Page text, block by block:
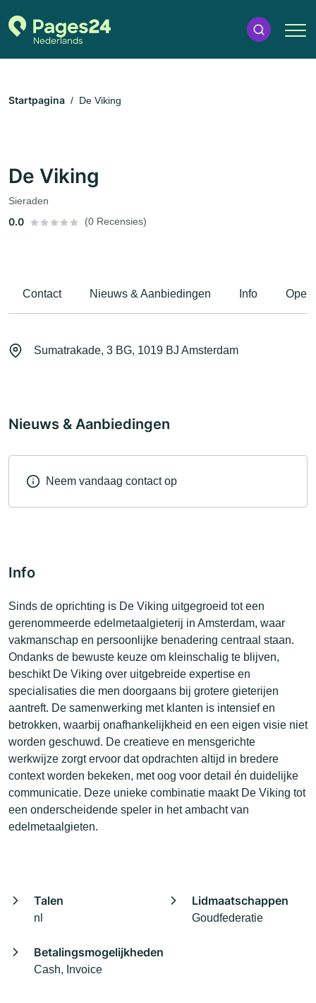
Startpagina De Viking
De Viking
Sieraden
0.0 (0 Recensies)
Contact Nieuws & Aanbiedingen Info
Sumatrakade, 3 BG, 1019 BJ Amsterdam
Nieuws & Aanbiedingen
Neem vandaag contact op
Info
Sinds de oprichting is De Viking uitgegroeid tot een
gerenommeerde edelmetaalgieterij in Amsterdam, waar
vakmanschap en persoonlijke benadering centraal staan.
Ondanks de bewuste keuze om kleinschalig te blijven,
beschikt De Viking over uitgebreide expertise en
specialisaties die men doorgaans bij grotere gieterijen
aantreft. De samenwerking met klanten is intensief en
betrokken, waarbij onafhankelijkheid en een eigen visie niet
worden geschuwd. De creatieve en mensgerichte
werkwijze zorgt ervoor dat opdrachten altijd in bredere
context worden bekeken, met oog voor detail én duidelijke
communicatie. Deze unieke combinatie maakt De Viking tot
een onderscheidende speler in het ambacht van
edelmetaalgieten.
Talen
nl
Lidmaatschappen
Goudfederatie
Betalingsmogelijkheden
Cash, Invoice